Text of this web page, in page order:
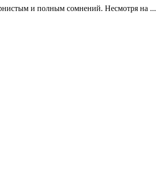
и полным сомнений. Несмотря на ...